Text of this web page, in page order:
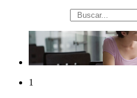
búsqueda
1